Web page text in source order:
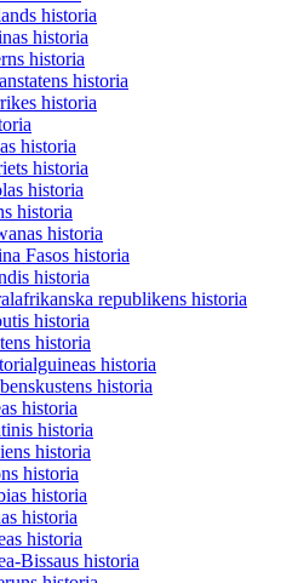
historia
historia
historia
historia
historia
historia
historia
historia
historia
historia
Fasos historia
historia
republikens historia
historia
historia
historia
historia
historia
historia
historia
historia
historia
historia
historia
Bissaus historia